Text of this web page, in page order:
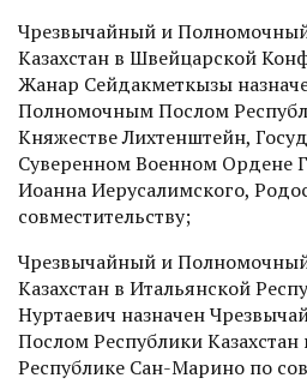
Чрезвычайный и
Казахстан в Швейцарской
Жанар Сейдакметкызы
Полномочным Послом
Княжестве Лихтенштейн,
Суверенном Военном Ордене
Иоанна Иерусалимского,
совместительству;
Чрезвычайный и
Казахстан в Итальянской
Нуртаевич назначен
Послом Республики Казахстан
Республике Сан-Марино по